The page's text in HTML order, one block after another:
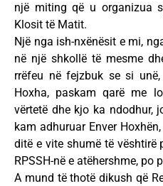
një miting që u organizua
Klosit të Matit.
Një nga ish-nxënësit e mi,
në një shkollë të mesme
rrëfeu në fejzbuk se si
Hoxha, paskam qarë me
vërtetë dhe kjo ka ndodhur,
kam adhuruar Enver
ditë e vite shumë të vështirë
RPSSH-në e atëhershme, po
A mund të thotë dikush që